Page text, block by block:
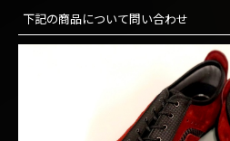
下記の商品について問い合わせ